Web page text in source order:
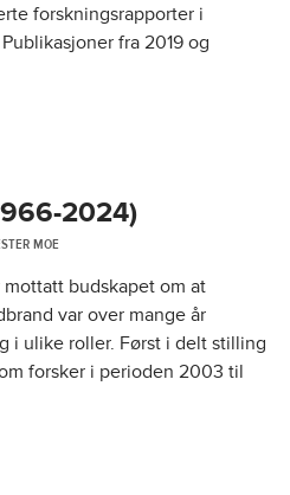
forskningsrapporter i
fra 2019 og
2024)
MOE
budskapet om at
var over mange år
i ulike roller. Først i delt stilling
forsker i perioden 2003 til